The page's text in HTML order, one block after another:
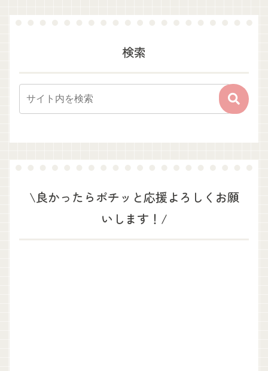
検索
\良かったらポチッと応援よろしくお願
いします！/